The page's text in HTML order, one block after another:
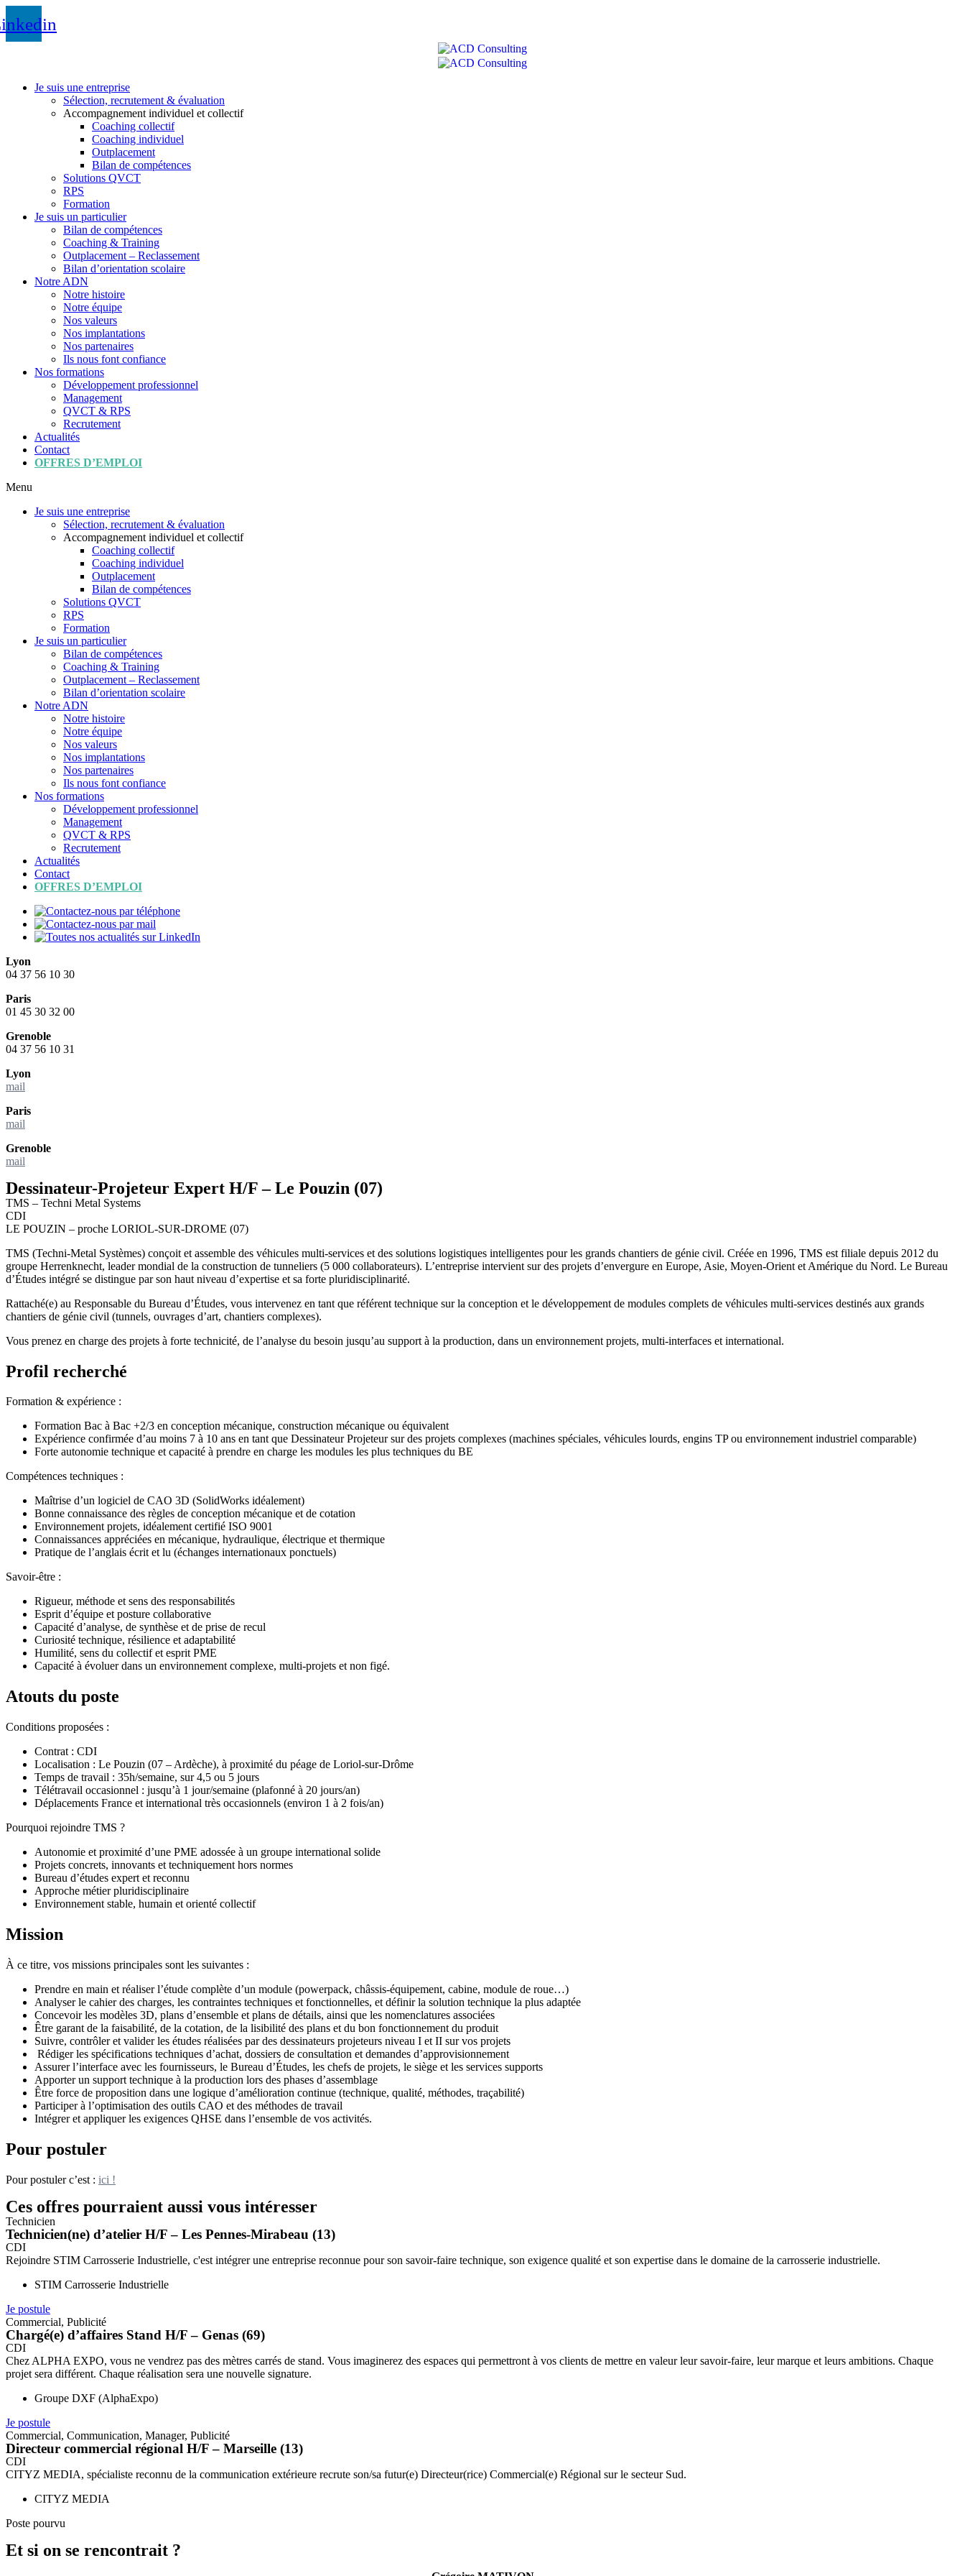
Je suis une entreprise
Sélection, recrutement & évaluation
Accompagnement individuel et collectif
Coaching collectif
Coaching individuel
Outplacement
Bilan de compétences
Solutions QVCT
RPS
Formation
Je suis un particulier
Bilan de compétences
Coaching & Training
Outplacement – Reclassement
Bilan d’orientation scolaire
Notre ADN
Notre histoire
Notre équipe
Nos valeurs
Nos implantations
Nos partenaires
Ils nous font confiance
Nos formations
Développement professionnel
Management
QVCT & RPS
Recrutement
Actualités
Contact
OFFRES D’EMPLOI
Menu
Je suis une entreprise
Sélection, recrutement & évaluation
Accompagnement individuel et collectif
Coaching collectif
Coaching individuel
Outplacement
Bilan de compétences
Solutions QVCT
RPS
Formation
Je suis un particulier
Bilan de compétences
Coaching & Training
Outplacement – Reclassement
Bilan d’orientation scolaire
Notre ADN
Notre histoire
Notre équipe
Nos valeurs
Nos implantations
Nos partenaires
Ils nous font confiance
Nos formations
Développement professionnel
Management
QVCT & RPS
Recrutement
Actualités
Contact
OFFRES D’EMPLOI
Lyon
04 37 56 10 30
Paris
01 45 30 32 00
Grenoble
04 37 56 10 31
Lyon
mail
Paris
mail
Grenoble
mail
Dessinateur-Projeteur Expert H/F – Le Pouzin (07)
TMS – Techni Metal Systems
CDI
LE POUZIN – proche LORIOL-SUR-DROME (07)
TMS (Techni-Metal Systèmes) conçoit et assemble des véhicules multi-services et des solutions logistiques intelligentes pour les grands chantiers de génie civil. Créée en 1996, TMS est filiale depuis 2012 du
groupe Herrenknecht, leader mondial de la construction de tunneliers (5 000 collaborateurs). L’entreprise intervient sur des projets d’envergure en Europe, Asie, Moyen-Orient et Amérique du Nord. Le Bureau
d’Études intégré se distingue par son haut niveau d’expertise et sa forte pluridisciplinarité.
Rattaché(e) au Responsable du Bureau d’Études, vous intervenez en tant que référent technique sur la conception et le développement de modules complets de véhicules multi-services destinés aux grands
chantiers de génie civil (tunnels, ouvrages d’art, chantiers complexes).
Vous prenez en charge des projets à forte technicité, de l’analyse du besoin jusqu’au support à la production, dans un environnement projets, multi-interfaces et international.
Profil recherché
Formation & expérience :
Formation Bac à Bac +2/3 en conception mécanique, construction mécanique ou équivalent
Expérience confirmée d’au moins 7 à 10 ans en tant que Dessinateur Projeteur sur des projets complexes (machines spéciales, véhicules lourds, engins TP ou environnement industriel comparable)
Forte autonomie technique et capacité à prendre en charge les modules les plus techniques du BE
Compétences techniques :
Maîtrise d’un logiciel de CAO 3D (SolidWorks idéalement)
Bonne connaissance des règles de conception mécanique et de cotation
Environnement projets, idéalement certifié ISO 9001
Connaissances appréciées en mécanique, hydraulique, électrique et thermique
Pratique de l’anglais écrit et lu (échanges internationaux ponctuels)
Savoir-être :
Rigueur, méthode et sens des responsabilités
Esprit d’équipe et posture collaborative
Capacité d’analyse, de synthèse et de prise de recul
Curiosité technique, résilience et adaptabilité
Humilité, sens du collectif et esprit PME
Capacité à évoluer dans un environnement complexe, multi-projets et non figé.
Atouts du poste
Conditions proposées :
Contrat : CDI
Localisation : Le Pouzin (07 – Ardèche), à proximité du péage de Loriol-sur-Drôme
Temps de travail : 35h/semaine, sur 4,5 ou 5 jours
Télétravail occasionnel : jusqu’à 1 jour/semaine (plafonné à 20 jours/an)
Déplacements France et international très occasionnels (environ 1 à 2 fois/an)
Pourquoi rejoindre TMS ?
Autonomie et proximité d’une PME adossée à un groupe international solide
Projets concrets, innovants et techniquement hors normes
Bureau d’études expert et reconnu
Approche métier pluridisciplinaire
Environnement stable, humain et orienté collectif
Mission
À ce titre, vos missions principales sont les suivantes :
Prendre en main et réaliser l’étude complète d’un module (powerpack, châssis-équipement, cabine, module de roue…)
Analyser le cahier des charges, les contraintes techniques et fonctionnelles, et définir la solution technique la plus adaptée
Concevoir les modèles 3D, plans d’ensemble et plans de détails, ainsi que les nomenclatures associées
Être garant de la faisabilité, de la cotation, de la lisibilité des plans et du bon fonctionnement du produit
Suivre, contrôler et valider les études réalisées par des dessinateurs projeteurs niveau I et II sur vos projets
Rédiger les spécifications techniques d’achat, dossiers de consultation et demandes d’approvisionnement
Assurer l’interface avec les fournisseurs, le Bureau d’Études, les chefs de projets, le siège et les services supports
Apporter un support technique à la production lors des phases d’assemblage
Être force de proposition dans une logique d’amélioration continue (technique, qualité, méthodes, traçabilité)
Participer à l’optimisation des outils CAO et des méthodes de travail
Intégrer et appliquer les exigences QHSE dans l’ensemble de vos activités.
Pour postuler
Pour postuler c’est : ici !
Ces offres pourraient aussi vous intéresser
Technicien
Technicien(ne) d’atelier H/F – Les Pennes-Mirabeau (13)
CDI
Rejoindre STIM Carrosserie Industrielle, c'est intégrer une entreprise reconnue pour son savoir-faire technique, son exigence qualité et son expertise dans le domaine de la carrosserie industrielle.
STIM Carrosserie Industrielle
Je postule
Commercial, Publicité
Chargé(e) d’affaires Stand H/F – Genas (69)
CDI
Chez ALPHA EXPO, vous ne vendrez pas des mètres carrés de stand. Vous imaginerez des espaces qui permettront à vos clients de mettre en valeur leur savoir-faire, leur marque et leurs ambitions. Chaque
projet sera différent. Chaque réalisation sera une nouvelle signature.
Groupe DXF (AlphaExpo)
Je postule
Commercial, Communication, Manager, Publicité
Directeur commercial régional H/F – Marseille (13)
CDI
CITYZ MEDIA, spécialiste reconnu de la communication extérieure recrute son/sa futur(e) Directeur(rice) Commercial(e) Régional sur le secteur Sud.
CITYZ MEDIA
Poste pourvu
Et si on se rencontrait ?